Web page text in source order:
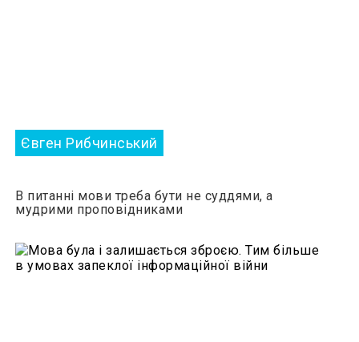
Євген Рибчинський
В питанні мови треба бути не суддями, а
мудрими проповідниками